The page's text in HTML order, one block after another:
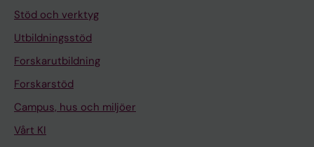
Stöd och verktyg
Utbildningsstöd
Forskarutbildning
Forskarstöd
Campus, hus och miljöer
Vårt KI